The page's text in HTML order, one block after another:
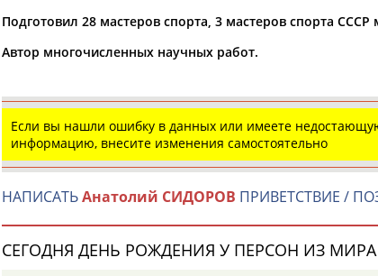
Елена
Мария
Юлия
Акжана
АБДИКАРИМОВА
Артур
АБДРАХМАНОВ
Каримжан
АБДРАХМАНОВ
Подготовил 28 мастеров спорта, 3 мастеров спорта
Автор многочисленных научных работ.
Если вы нашли ошибку в данных или имеете
информацию, внесите изменения самостоятельно
НАПИСАТЬАнатолий СИДОРОВ ПРИВЕТСТВИЕ /
СЕГОДНЯ ДЕНЬ РОЖДЕНИЯ У ПЕРСОН ИЗ